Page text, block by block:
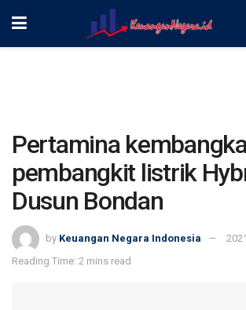
Pertamina
pembangkit listrik
Dusun Bondan
by Keuangan Negara Indonesia
Reading Time: 2 mins read